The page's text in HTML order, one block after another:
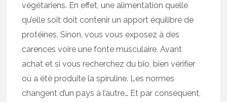
végétariens. En effet, une alimentation quelle
qu’elle soit doit contenir un apport équilibré de
protéines. Sinon, vous vous exposez à des
carences voire une fonte musculaire. Avant
achat et si vous recherchez du bio, bien vérifier
où a été produite la spiruline. Les normes
changent d’un pays à l’autre… Et par conséquent,